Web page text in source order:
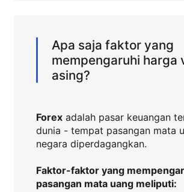
Apa saja faktor yang
mempengaruhi harga
asing?
Forexadalah pasar keuangan
dunia - tempat pasangan mata
negara diperdagangkan.
Faktor-faktor yang
pasangan mata uang meliputi: